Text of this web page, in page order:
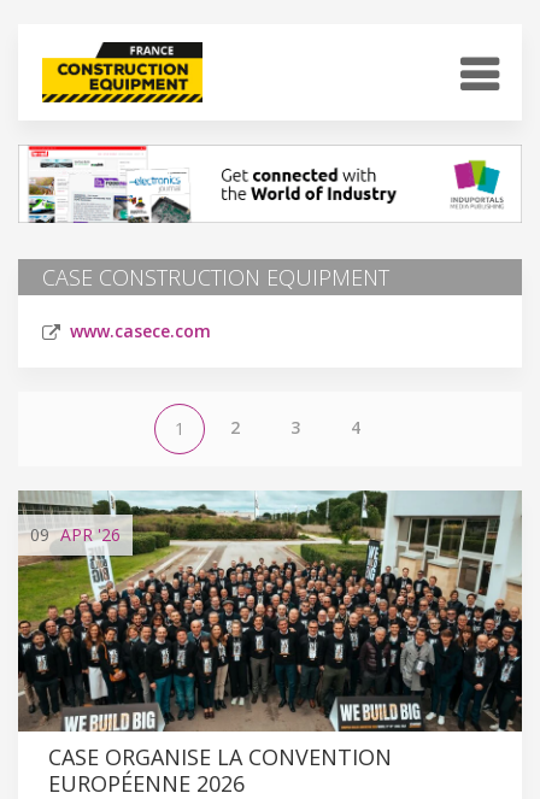
CASE CONSTRUCTION EQUIPMENT
www.casece.com
1 2 3 4
09 APR'26
CASE ORGANISE LA CONVENTION
EUROPÉENNE 2026